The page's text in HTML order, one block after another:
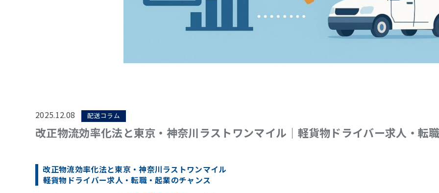
2025.12.08 配送コラム
改正物流効率化法と東京・神奈川ラストワンマイル｜軽貨物ドライバー求人・転
改正物流効率化法と東京・神奈川ラストワンマイル
――軽貨物ドライバー求人・転職・起業のチャンス